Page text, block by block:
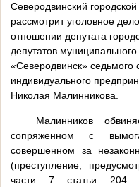
Северодвинский городской
рассмотрит уголовное
отношении депутата
депутатов
«Северодвинск» седьмого
индивидуального
Николая Малинникова.
Малинников
сопряженном с
совершенном за
(преступление,
части 7 статьи 204